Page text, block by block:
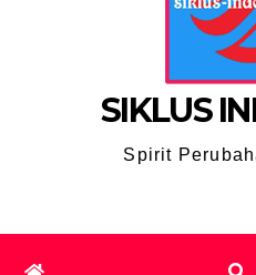
SIKLUS
Spirit